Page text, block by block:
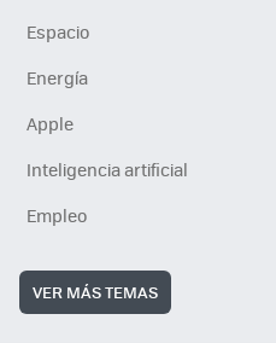
Espacio
Energía
Apple
Inteligencia artificial
Empleo
VER MÁS TEMAS